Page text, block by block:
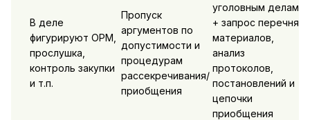
В деле
фигурируют ОРМ,
прослушка,
контроль закупки
и т.п.
Пропуск
аргументов по
допустимости и
процедурам
рассекречивания/
приобщения
уголовным делам
+ запрос перечня
материалов,
анализ
протоколов,
постановлений и
цепочки
приобщения